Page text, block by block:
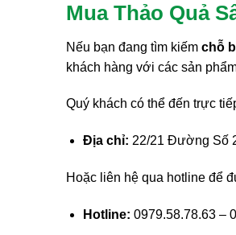
Mua Thảo Quả
Nếu bạn đang tìm kiếm chỗ
khách hàng với các sản
Quý khách có thể đến trực
Địa chỉ: 22/21 Đường Số
Hoặc liên hệ qua hotline để
Hotline: 0979.58.78.63 –